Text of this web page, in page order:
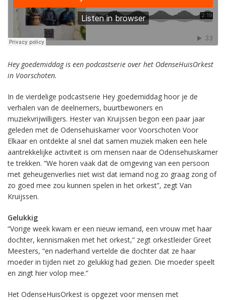
Hey goedemiddag is een podcastserie over het OdenseHuisOrkest
in Voorschoten.
In de vierdelige podcastserie Hey goedemiddag hoor je de
verhalen van de deelnemers, buurtbewoners en
muziekvrijwilligers. Hester van Kruijssen begon een paar jaar
geleden met de Odensehuiskamer voor Voorschoten Voor
Elkaar en ontdekte al snel dat samen muziek maken een hele
aantrekkelijke activiteit is om mensen naar de Odensehuiskamer
te trekken. “We horen vaak dat de omgeving van een persoon
met geheugenverlies niet wist dat iemand nog zo graag zong of
zo goed mee zou kunnen spelen in het orkest”, zegt Van
Kruijssen.
Gelukkig
“Vorige week kwam er een nieuw iemand, een vrouw met haar
dochter, kennismaken met het orkest,” zegt orkestleider Greet
Meesters, “en naderhand vertelde die dochter dat ze haar
moeder in tijden niet zo gelukkig had gezien. Die moeder speelt
en zingt hier volop mee.”
Het OdenseHuisOrkest is opgezet voor mensen met